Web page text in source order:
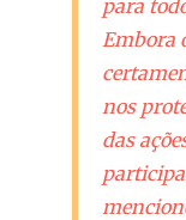
para
Embora
nos
das